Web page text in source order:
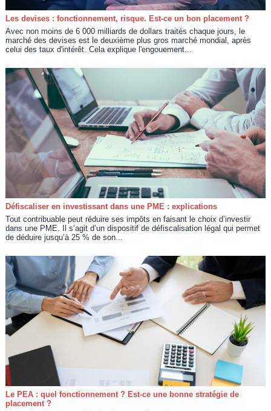
Les devises : fonctionnement, risque. Est-ce un bon placement ?
Avec non moins de 6 000 milliards de dollars traités chaque jours, le
marché des devises est le deuxième plus gros marché mondial, après
celui des taux d'intérêt. Cela explique l'engouement...
Défiscaliser en investissant dans une PME : explications
Tout contribuable peut réduire ses impôts en faisant le choix d’investir
dans une PME. Il s’agit d’un dispositif de défiscalisation légal qui permet
de déduire jusqu’à 25 % de son...
Le PEA : quel fonctionnement ? Est-ce une bonne stratégie de
placement ?